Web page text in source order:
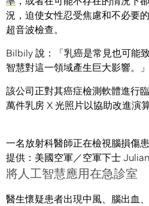
況，迫使女性忍受焦慮和不必要
超音波檢查。
Bilbily 說：「乳癌是常見也可能
智慧對這一領域產生巨大影響。」
該公司正對其癌症檢測軟體進行
萬件乳房 X 光照片以協助改進演算
一名放射科醫師正在檢視腦損傷
提供：美國空軍／空軍下士
將人工智慧應用在急診室
醫生懷疑患者出現中風、腦出血